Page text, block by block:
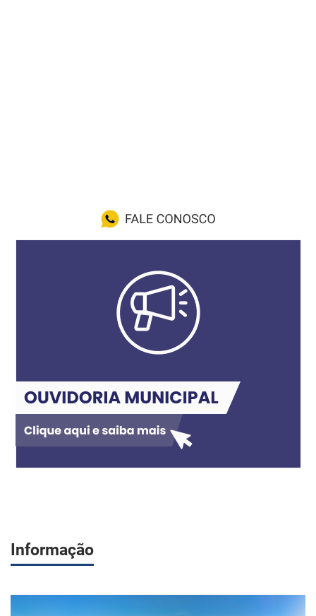
Informação